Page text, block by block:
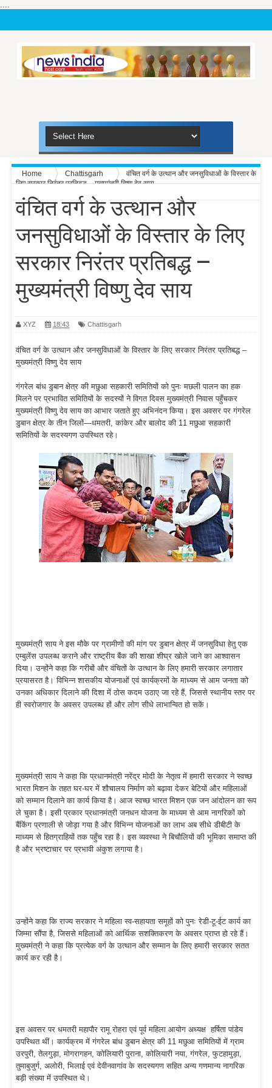
....
Home Chattisgarh
वंचित वर्ग के उत्थान और जनसुविधाओं के विस्तार के
लिए सरकार निरंतर प्रतिबद्ध – मुख्यमंत्री विष्णु देव साय
वंचित वर्ग के उत्थान और
जनसुविधाओं के विस्तार के लिए
सरकार निरंतर प्रतिबद्ध –
मुख्यमंत्री विष्णु देव साय
XYZ 18:43 Chattisgarh
वंचित वर्ग के उत्थान और जनसुविधाओं के विस्तार के लिए सरकार निरंतर प्रतिबद्ध –
मुख्यमंत्री विष्णु देव साय
गंगरेल बांध डुबान क्षेत्र की मछुआ सहकारी समितियों को पुनः मछली पालन का हक
मिलने पर प्रभावित समितियों के सदस्यों ने विगत दिवस मुख्यमंत्री निवास पहुँचकर
मुख्यमंत्री विष्णु देव साय का आभार जताते हुए अभिनंदन किया। इस अवसर पर गंगरेल
डुबान क्षेत्र के तीन जिलों—धमतरी, कांकेर और बालोद की 11 मछुआ सहकारी
समितियों के सदस्यगण उपस्थित रहे।
मुख्यमंत्री साय ने इस मौके पर ग्रामीणों की मांग पर डुबान क्षेत्र में जनसुविधा हेतु एक
एम्बुलेंस उपलब्ध कराने और राष्ट्रीय बैंक की शाखा शीघ्र खोले जाने का आश्वासन
दिया। उन्होंने कहा कि गरीबों और वंचितों के उत्थान के लिए हमारी सरकार लगातार
प्रयासरत है। विभिन्न शासकीय योजनाओं एवं कार्यक्रमों के माध्यम से आम जनता को
उनका अधिकार दिलाने की दिशा में ठोस कदम उठाए जा रहे हैं, जिससे स्थानीय स्तर पर
ही स्वरोजगार के अवसर उपलब्ध हों और लोग सीधे लाभान्वित हो सकें।
मुख्यमंत्री साय ने कहा कि प्रधानमंत्री नरेंद्र मोदी के नेतृत्व में हमारी सरकार ने स्वच्छ
भारत मिशन के तहत घर-घर में शौचालय निर्माण को बढ़ावा देकर बेटियों और महिलाओं
को सम्मान दिलाने का कार्य किया है। आज स्वच्छ भारत मिशन एक जन आंदोलन का रूप
ले चुका है। इसी प्रकार प्रधानमंत्री जनधन योजना के माध्यम से आम नागरिकों को
बैंकिंग प्रणाली से जोड़ा गया है और विभिन्न योजनाओं का लाभ अब सीधे डीबीटी के
माध्यम से हितग्राहियों तक पहुँच रहा है। इस व्यवस्था ने बिचौलियों की भूमिका समाप्त की
है और भ्रष्टाचार पर प्रभावी अंकुश लगाया है।
उन्होंने कहा कि राज्य सरकार ने महिला स्व-सहायता समूहों को पुनः रेडी-टू-ईट कार्य का
जिम्मा सौंपा है, जिससे महिलाओं को आर्थिक सशक्तिकरण के अवसर प्राप्त हो रहे हैं।
मुख्यमंत्री ने कहा कि प्रत्येक वर्ग के उत्थान और सम्मान के लिए हमारी सरकार सतत
कार्य कर रही है।
इस अवसर पर धमतरी महापौर रामू रोहरा एवं पूर्व महिला आयोग अध्यक्ष हर्षिता पांडेय
उपस्थित थीं। कार्यक्रम में गंगरेल बांध डुबान क्षेत्र की 11 मछुआ समितियों में ग्राम
उरपुरी, तेलगुड़ा, मोगरागहन, कोलियारी पुराना, कोलियारी नया, गंगरेल, फुटहामुड़ा,
तुमाबुजुर्ग, अलोरी, भिलाई एवं देवीनवागांव के सदस्यगण सहित अन्य गणमान्य नागरिक
बड़ी संख्या में उपस्थित थे।